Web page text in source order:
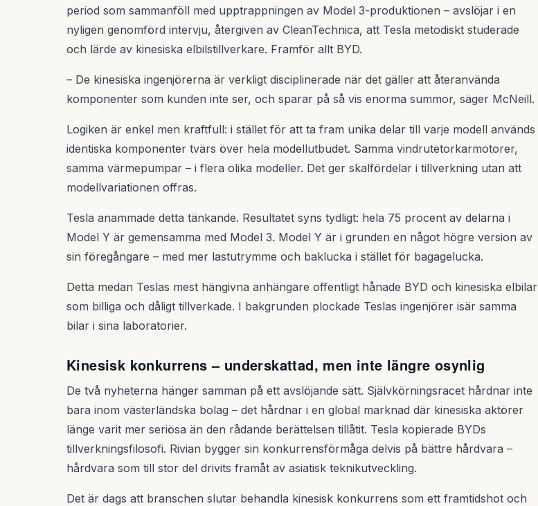
period som sammanföll med upptrappningen av Model 3-produktionen – avslöjar i en
nyligen genomförd intervju, återgiven av CleanTechnica, att Tesla metodiskt studerade
och lärde av kinesiska elbilstillverkare. Framför allt BYD.
– De kinesiska ingenjörerna är verkligt disciplinerade när det gäller att återanvända
komponenter som kunden inte ser, och sparar på så vis enorma summor, säger McNeill.
Logiken är enkel men kraftfull: i stället för att ta fram unika delar till varje modell används
identiska komponenter tvärs över hela modellutbudet. Samma vindrutetorkarmotorer,
samma värmepumpar – i flera olika modeller. Det ger skalfördelar i tillverkning utan att
modellvariationen offras.
Tesla anammade detta tänkande. Resultatet syns tydligt: hela 75 procent av delarna i
Model Y är gemensamma med Model 3. Model Y är i grunden en något högre version av
sin föregångare – med mer lastutrymme och baklucka i stället för bagagelucka.
Detta medan Teslas mest hängivna anhängare offentligt hånade BYD och kinesiska elbilar
som billiga och dåligt tillverkade. I bakgrunden plockade Teslas ingenjörer isär samma
bilar i sina laboratorier.
Kinesisk konkurrens – underskattad, men inte längre osynlig
De två nyheterna hänger samman på ett avslöjande sätt. Självkörningsracet hårdnar inte
bara inom västerländska bolag – det hårdnar i en global marknad där kinesiska aktörer
länge varit mer seriösa än den rådande berättelsen tillåtit. Tesla kopierade BYDs
tillverkningsfilosofi. Rivian bygger sin konkurrensförmåga delvis på bättre hårdvara –
hårdvara som till stor del drivits framåt av asiatisk teknikutveckling.
Det är dags att branschen slutar behandla kinesisk konkurrens som ett framtidshot och